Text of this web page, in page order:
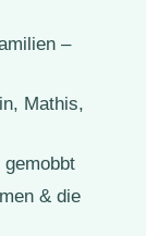
–
Mathis,
& die